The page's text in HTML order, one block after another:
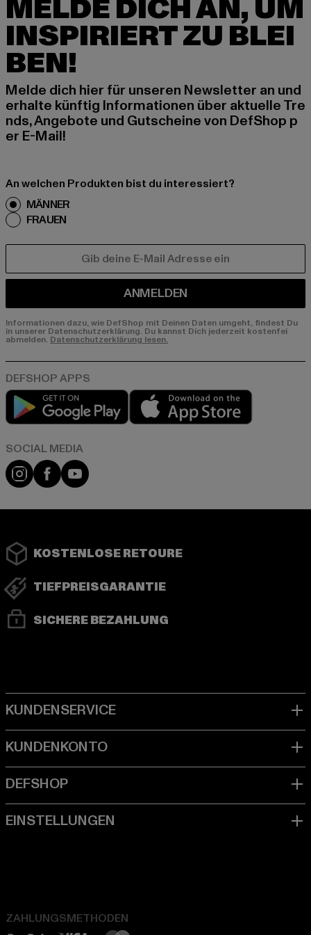
MELDE DICH AN, UM
INSPIRIERT ZU BLEI
BEN!
Melde dich hier für unseren Newsletter an und
erhalte künftig Informationen über aktuelle Tre
nds, Angebote und Gutscheine von DefShop p
er E-Mail!
An welchen Produkten bist du interessiert?
MÄNNER
FRAUEN
ANMELDEN
Informationen dazu, wie DefShop mit Deinen Daten umgeht, findest Du
in unserer Datenschutzerklärung. Du kannst Dich jederzeit kostenfei
abmelden. Datenschutzerklärung lesen.
Play market
Instagram
FacebookYouTube
KOSTENLOSE RETOURE
TIEFPREISGARANTIE
SICHERE BEZAHLUNG
ZAHLUNGSMETHODEN